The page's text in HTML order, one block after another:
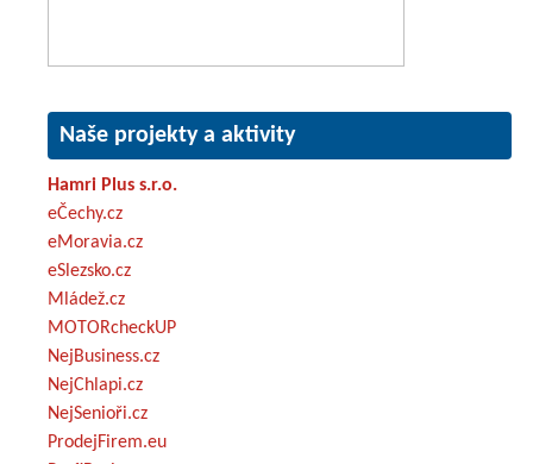
Naše projekty a aktivity
Hamri Plus s.r.o.
eČechy.cz
eMoravia.cz
eSlezsko.cz
Mládež.cz
MOTORcheckUP
NejBusiness.cz
NejChlapi.cz
NejSenioři.cz
ProdejFirem.eu